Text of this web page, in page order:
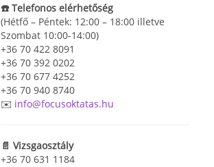
☎️ Telefonos elérhetőség
(Hétfő – Péntek: 12:00 – 18:00 illetve
Szombat 10:00-14:00)
+36 70 422 8091
+36 70 392 0202
+36 70 677 4252
+36 70 940 8740
✉️ info@focusoktatas.hu
📄 Vizsgaosztály
+36 70 631 1184